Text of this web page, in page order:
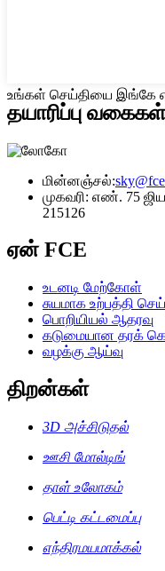
உங்கள் செய்தியை இங்கே
தயாரிப்பு வகைகள்
மின்னஞ்சல்:
முகவரி: எண். 75
215126
ஏன் FCE
உடனடி மேற்கோள்
சுயமாக உற்பத்தி
பொறியியல் ஆதரவு
கடுமையான தரக்
வழக்கு ஆய்வு
திறன்கள்
3D அச்சிடுதல்
ஊசி மோல்டிங்
தாள் உலோகம்
பெட்டி கட்டமைப்பு
எந்திரமயமாக்கல்